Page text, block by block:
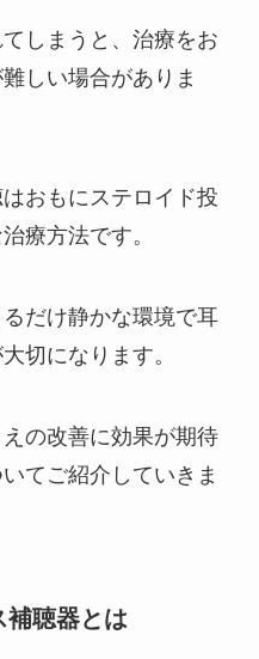
しまうと、治療をお
しい場合がありま
おもにステロイド投
療方法です。
だけ静かな環境で耳
切になります。
の改善に効果が期待
てご紹介していきま
補聴器とは